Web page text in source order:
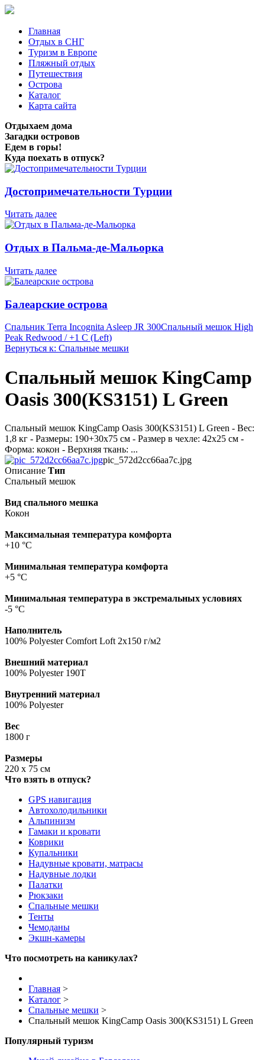
Главная
Отдых в СНГ
Туризм в Европе
Пляжный отдых
Путешествия
Острова
Каталог
Карта сайта
Отдыхаем дома
Загадки островов
Едем в горы!
Куда поехать в отпуск?
Достопримечательности Турции
Читать далее
Отдых в Пальма-де-Мальорка
Читать далее
Балеарские острова
Спальник Terra Incognita Asleep JR 300Спальный мешок High
Peak Redwood / +1 C (Left)
Вернуться к: Спальные мешки
Спальный мешок KingCamp
Oasis 300(KS3151) L Green
Спальный мешок KingCamp Oasis 300(KS3151) L Green - Вес:
1,8 кг - Размеры: 190+30х75 см - Размер в чехле: 42х25 см -
Форма: кокон - Верхняя ткань: ...
pic_572d2cc66aa7c.jpg
Описание Тип
Спальный мешок
Вид спального мешка
Кокон
Максимальная температура комфорта
+10 °C
Минимальная температура комфорта
+5 °C
Минимальная температура в экстремальных условиях
-5 °C
Наполнитель
100% Polyester Comfort Loft 2x150 г/м2
Внешний материал
100% Polyester 190T
Внутренний материал
100% Polyester
Вес
1800 г
Размеры
220 х 75 см
Что взять в отпуск?
GPS навигация
Автохолодильники
Альпинизм
Гамаки и кровати
Коврики
Купальники
Надувные кровати, матрасы
Надувные лодки
Палатки
Рюкзаки
Спальные мешки
Тенты
Чемоданы
Экшн-камеры
Что посмотреть на каникулах?
Главная >
Каталог >
Спальные мешки >
Спальный мешок KingCamp Oasis 300(KS3151) L Green
Популярный туризм